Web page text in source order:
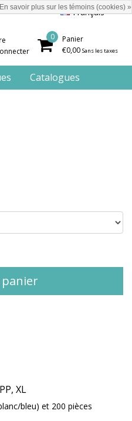
Français
0
Panier
€0,00 Sans les taxes
Catalogues
XL
bleu) et 200 pièces
En savoir plus sur les témoins (cookies) »